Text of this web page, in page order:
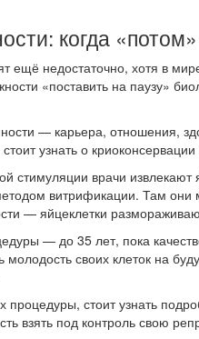
когда
ещё недостаточно, хотя в
«поставить на паузу»
— карьера, отношения,
узнать о криоконсервации
стимуляции врачи
витрификации. Там они
— яйцеклетки
— до 35 лет, пока
молодость своих клеток на
процедуры, стоит узнать
взять под контроль свою